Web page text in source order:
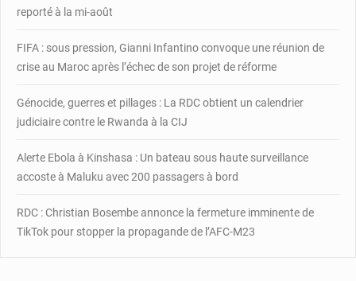
la
des
écoles
reporté à la mi-août
FIFA : sous pression, Gianni Infantino convoque une réunion de
crise au Maroc après l’échec de son projet de réforme
Génocide, guerres et pillages : La RDC obtient un calendrier
judiciaire contre le Rwanda à la CIJ
Alerte Ebola à Kinshasa : Un bateau sous haute surveillance
accoste à Maluku avec 200 passagers à bord
RDC : Christian Bosembe annonce la fermeture imminente de
TikTok pour stopper la propagande de l’AFC-M23